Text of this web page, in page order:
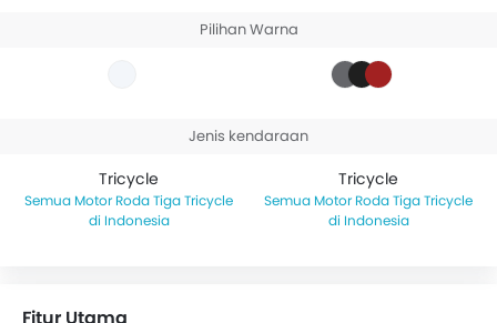
Pilihan Warna
Jenis kendaraan
Tricycle
Motor Roda Tiga Tricycle
di Indonesia
Tricycle
Motor Roda Tiga Tricycle
di Indonesia